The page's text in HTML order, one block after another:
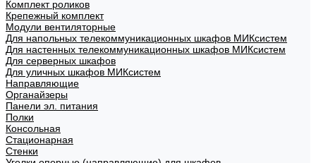
Комплект роликов
Крепежный комплект
Модули вентиляторные
Для напольных телекоммуникационных шкафов МИКсистем
Для настенных телекоммуникационных шкафов МИКсистем
Для серверных шкафов
Для уличных шкафов МИКсистем
Направляющие
Органайзеры
Панели эл. питания
Полки
Консольная
Стационарная
Стенки